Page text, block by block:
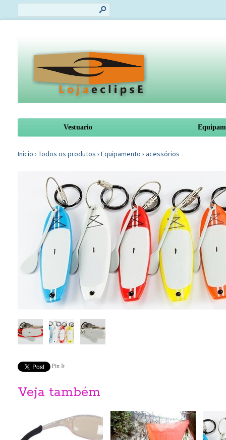
s
Vestuario
Início › Todos os produtos › Equipamento › acessórios
Pin It
Veja também